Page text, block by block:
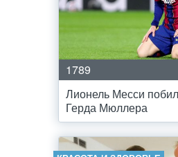
1789
Лионель Месси
Герда Мюллера